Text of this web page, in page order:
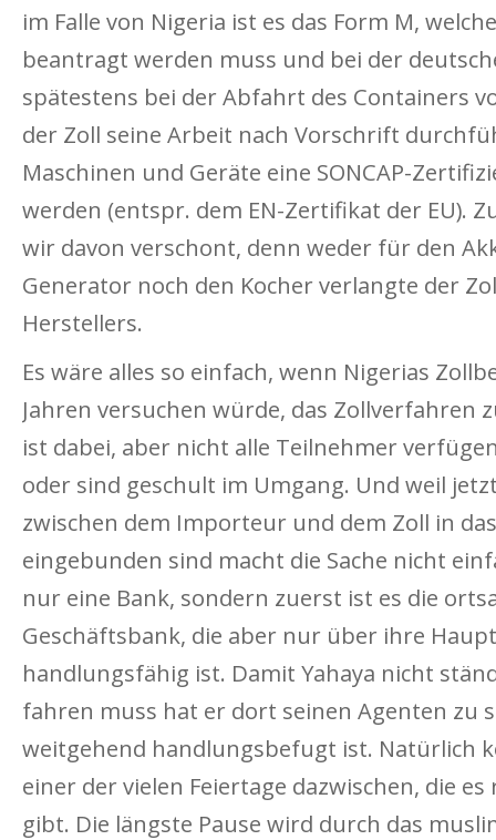
im Falle von Nigeria ist es das Form M,
beantragt werden muss und bei der
spätestens bei der Abfahrt des Containers
der Zoll seine Arbeit nach Vorschrift
Maschinen und Geräte eine SONCAP-
werden (entspr. dem EN-Zertifikat der EU).
wir davon verschont, denn weder für den
Generator noch den Kocher verlangte der
Herstellers.
Es wäre alles so einfach, wenn Nigerias
Jahren versuchen würde, das Zollverfahren
ist dabei, aber nicht alle Teilnehmer
oder sind geschult im Umgang. Und weil
zwischen dem Importeur und dem Zoll in
eingebunden sind macht die Sache nicht
nur eine Bank, sondern zuerst ist es die
Geschäftsbank, die aber nur über ihre
handlungsfähig ist. Damit Yahaya nicht
fahren muss hat er dort seinen Agenten zu
weitgehend handlungsbefugt ist. Natürlich
einer der vielen Feiertage dazwischen, die
gibt. Die längste Pause wird durch das